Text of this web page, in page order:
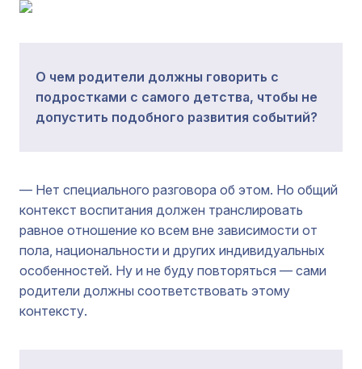
О чем родители должны говорить с
подростками с самого детства, чтобы не
допустить подобного развития событий?
— Нет специального разговора об этом. Но общий
контекст воспитания должен транслировать
равное отношение ко всем вне зависимости от
пола, национальности и других индивидуальных
особенностей. Ну и не буду повторяться — сами
родители должны соответствовать этому
контексту.